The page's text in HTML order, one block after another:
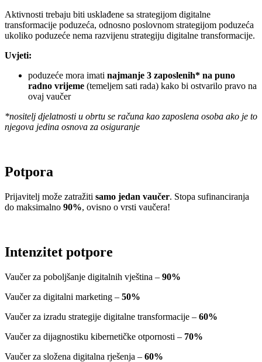
Aktivnosti trebaju biti usklađene sa strategijom digitalne
transformacije poduzeća, odnosno poslovnom strategijom poduzeća
ukoliko poduzeće nema razvijenu strategiju digitalne transformacije.
Uvjeti:
poduzeće mora imati najmanje 3 zaposlenih* na puno
radno vrijeme (temeljem sati rada) kako bi ostvarilo pravo na
ovaj vaučer
*nositelj djelatnosti u obrtu se računa kao zaposlena osoba ako je to
njegova jedina osnova za osiguranje
Potpora
Prijavitelj može zatražiti samo jedan vaučer. Stopa sufinanciranja
do maksimalno 90%, ovisno o vrsti vaučera!
Intenzitet potpore
Vaučer za poboljšanje digitalnih vještina – 90%
Vaučer za digitalni marketing – 50%
Vaučer za izradu strategije digitalne transformacije – 60%
Vaučer za dijagnostiku kibernetičke otpornosti – 70%
Vaučer za složena digitalna rješenja – 60%